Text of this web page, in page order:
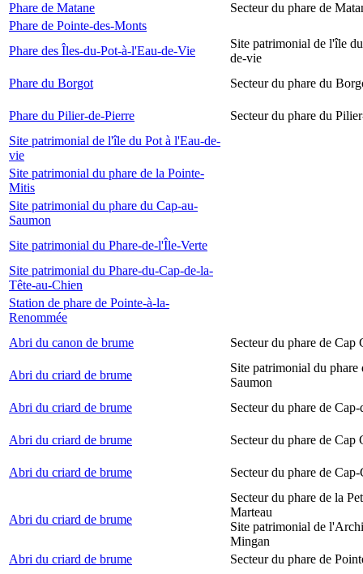
Phare de Matane
Secteur du phare de
Phare de Pointe-des-Monts
Phare des Îles-du-Pot-à-l'Eau-de-Vie
Site patrimonial de l'île
de-vie
Phare du Borgot
Secteur du phare du
Phare du Pilier-de-Pierre
Secteur du phare du
Site patrimonial de l'île du Pot à l'Eau-de-
vie
Site patrimonial du phare de la Pointe-
Mitis
Site patrimonial du phare du Cap-au-
Saumon
Site patrimonial du Phare-de-l'Île-Verte
Site patrimonial du Phare-du-Cap-de-la-
Tête-au-Chien
Station de phare de Pointe-à-la-
Renommée
Abri du canon de brume
Secteur du phare de Cap
Abri du criard de brume
Site patrimonial du phare
Saumon
Abri du criard de brume
Secteur du phare de Cap-
Abri du criard de brume Secteur du phare de Cap
Abri du criard de brume Secteur du phare de Cap-
Abri du criard de brume
Secteur du phare de la
Marteau
Site patrimonial de
Mingan
Abri du criard de brume
Secteur du phare de